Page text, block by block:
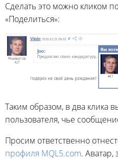
Сделать это можно кликом
«Поделиться»:
Таким образом, в два клика
пользователя, чье
Просим ответственно
профиля MQL5.com. Аватар,